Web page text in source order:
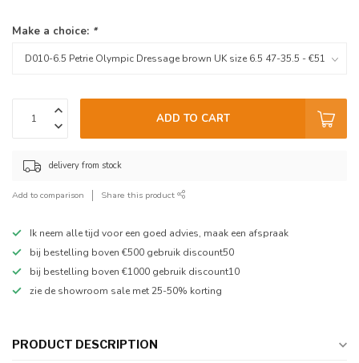
Make a choice: *
ADD TO CART
delivery from stock
Add to comparison Share this product
Ik neem alle tijd voor een goed advies, maak een afspraak
bij bestelling boven €500 gebruik discount50
bij bestelling boven €1000 gebruik discount10
zie de showroom sale met 25-50% korting
PRODUCT DESCRIPTION